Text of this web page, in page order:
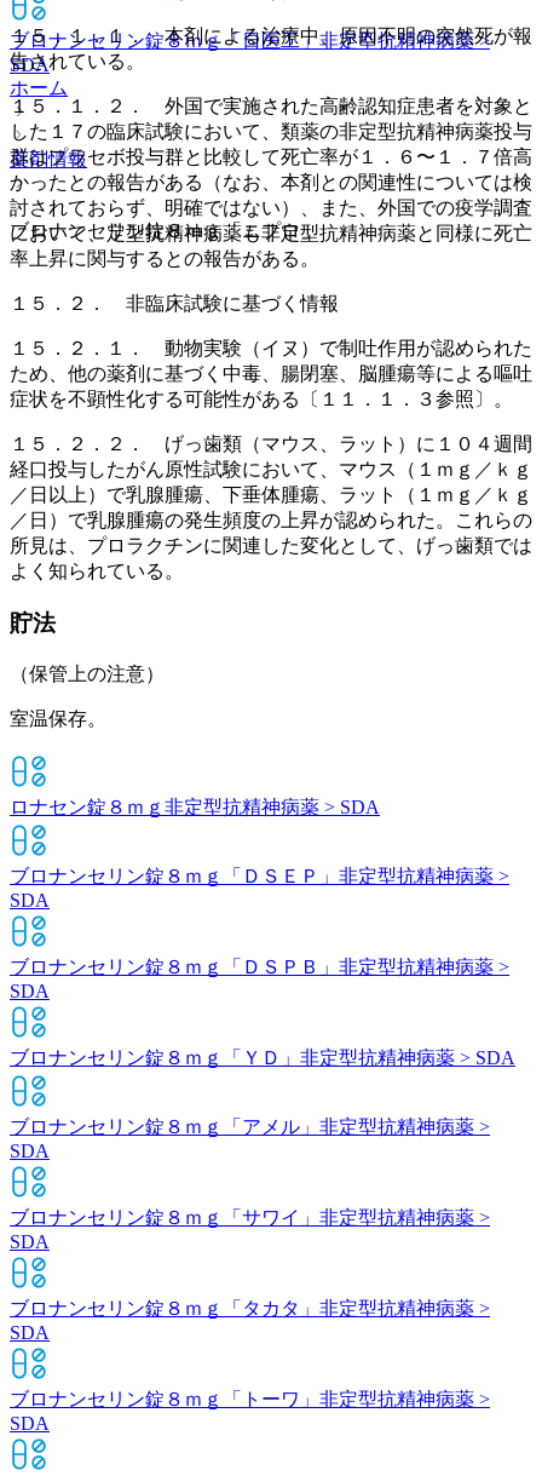
ブロナンセリン錠８ｍｇ「日医工」非定型抗精神病薬 >
SDA
ホーム
薬剤情報
ブロナンセリン錠８ｍｇ「ニプロ」
１５．１．１． 本剤による治療中、原因不明の突然死が報
告されている。
１５．１．２． 外国で実施された高齢認知症患者を対象と
した１７の臨床試験において、類薬の非定型抗精神病薬投与
群はプラセボ投与群と比較して死亡率が１．６〜１．７倍高
かったとの報告がある（なお、本剤との関連性については検
討されておらず、明確ではない）、また、外国での疫学調査
において、定型抗精神病薬も非定型抗精神病薬と同様に死亡
率上昇に関与するとの報告がある。
１５．２． 非臨床試験に基づく情報
１５．２．１． 動物実験（イヌ）で制吐作用が認められた
ため、他の薬剤に基づく中毒、腸閉塞、脳腫瘍等による嘔吐
症状を不顕性化する可能性がある〔１１．１．３参照〕。
１５．２．２． げっ歯類（マウス、ラット）に１０４週間
経口投与したがん原性試験において、マウス（１ｍｇ／ｋｇ
／日以上）で乳腺腫瘍、下垂体腫瘍、ラット（１ｍｇ／ｋｇ
／日）で乳腺腫瘍の発生頻度の上昇が認められた。これらの
所見は、プロラクチンに関連した変化として、げっ歯類では
よく知られている。
貯法
（保管上の注意）
室温保存。
ロナセン錠８ｍｇ 非定型抗精神病薬 > SDA
ブロナンセリン錠８ｍｇ「ＤＳＥＰ」 非定型抗精神病薬 >
SDA
ブロナンセリン錠８ｍｇ「ＤＳＰＢ」 非定型抗精神病薬 >
SDA
ブロナンセリン錠８ｍｇ「ＹＤ」 非定型抗精神病薬 > SDA
ブロナンセリン錠８ｍｇ「アメル」 非定型抗精神病薬 >
SDA
ブロナンセリン錠８ｍｇ「サワイ」 非定型抗精神病薬 >
SDA
ブロナンセリン錠８ｍｇ「タカタ」 非定型抗精神病薬 >
SDA
ブロナンセリン錠８ｍｇ「トーワ」 非定型抗精神病薬 >
SDA